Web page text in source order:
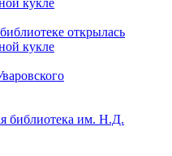
открылась
кукле
библиотека им. Н.Д.